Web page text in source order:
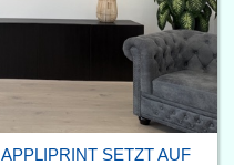
SETZT AUF